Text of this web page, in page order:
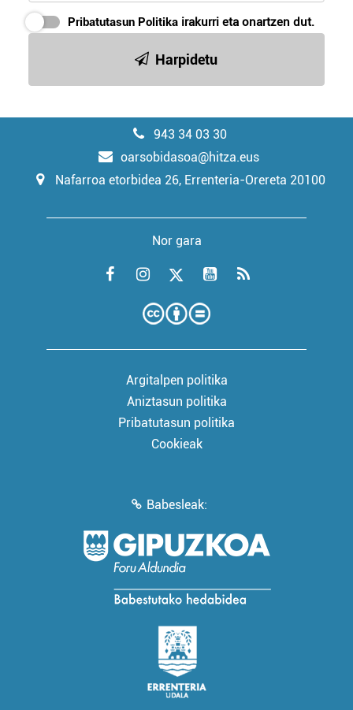
Pribatutasun Politika irakurri eta onartzen dut.
Harpidetu
943 34 03 30
oarsobidasoa@hitza.eus
Nafarroa etorbidea 26, Errenteria-Orereta 20100
Nor gara
Argitalpen politika
Aniztasun politika
Pribatutasun politika
Cookieak
Babesleak: